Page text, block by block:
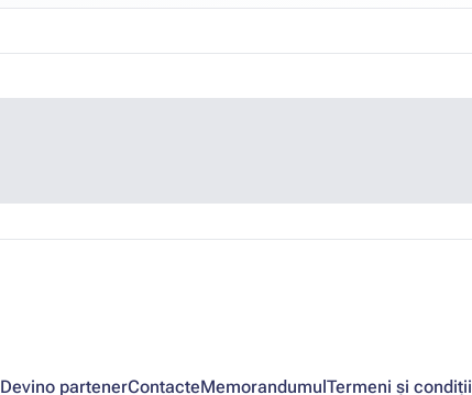
Devino partenerContacteMemorandumulTermeni și condiții